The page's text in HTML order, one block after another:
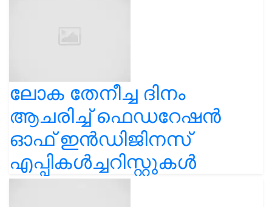
ലോക തേനീച്ച ദിനം
ആചരിച്ച് ഫെഡറേഷൻ
ഓഫ് ഇൻഡിജിനസ്
എപ്പികൾച്ചറിസ്റ്റുകൾ